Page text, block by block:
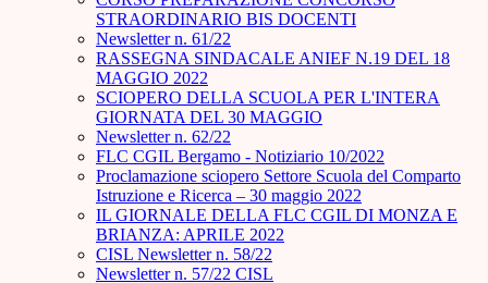
STRAORDINARIO BIS DOCENTI
Newsletter n. 61/22
RASSEGNA SINDACALE ANIEF N.19 DEL 18
MAGGIO 2022
SCIOPERO DELLA SCUOLA PER L'INTERA
GIORNATA DEL 30 MAGGIO
Newsletter n. 62/22
FLC CGIL Bergamo - Notiziario 10/2022
Proclamazione sciopero Settore Scuola del Comparto
Istruzione e Ricerca – 30 maggio 2022
IL GIORNALE DELLA FLC CGIL DI MONZA E
BRIANZA: APRILE 2022
CISL Newsletter n. 58/22
Newsletter n. 57/22 CISL